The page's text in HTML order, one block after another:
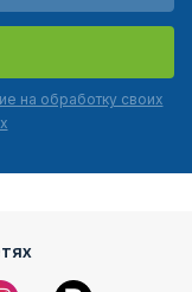
на обработку своих